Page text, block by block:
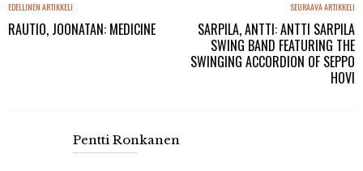
EDELLINEN ARTIKKELI
RAUTIO, JOONATAN: MEDICINE
SEURAAVA ARTIKKELI
SARPILA, ANTTI: ANTTI SARPILA
SWING BAND FEATURING THE
SWINGING ACCORDION OF SEPPO
HOVI
Pentti Ronkanen